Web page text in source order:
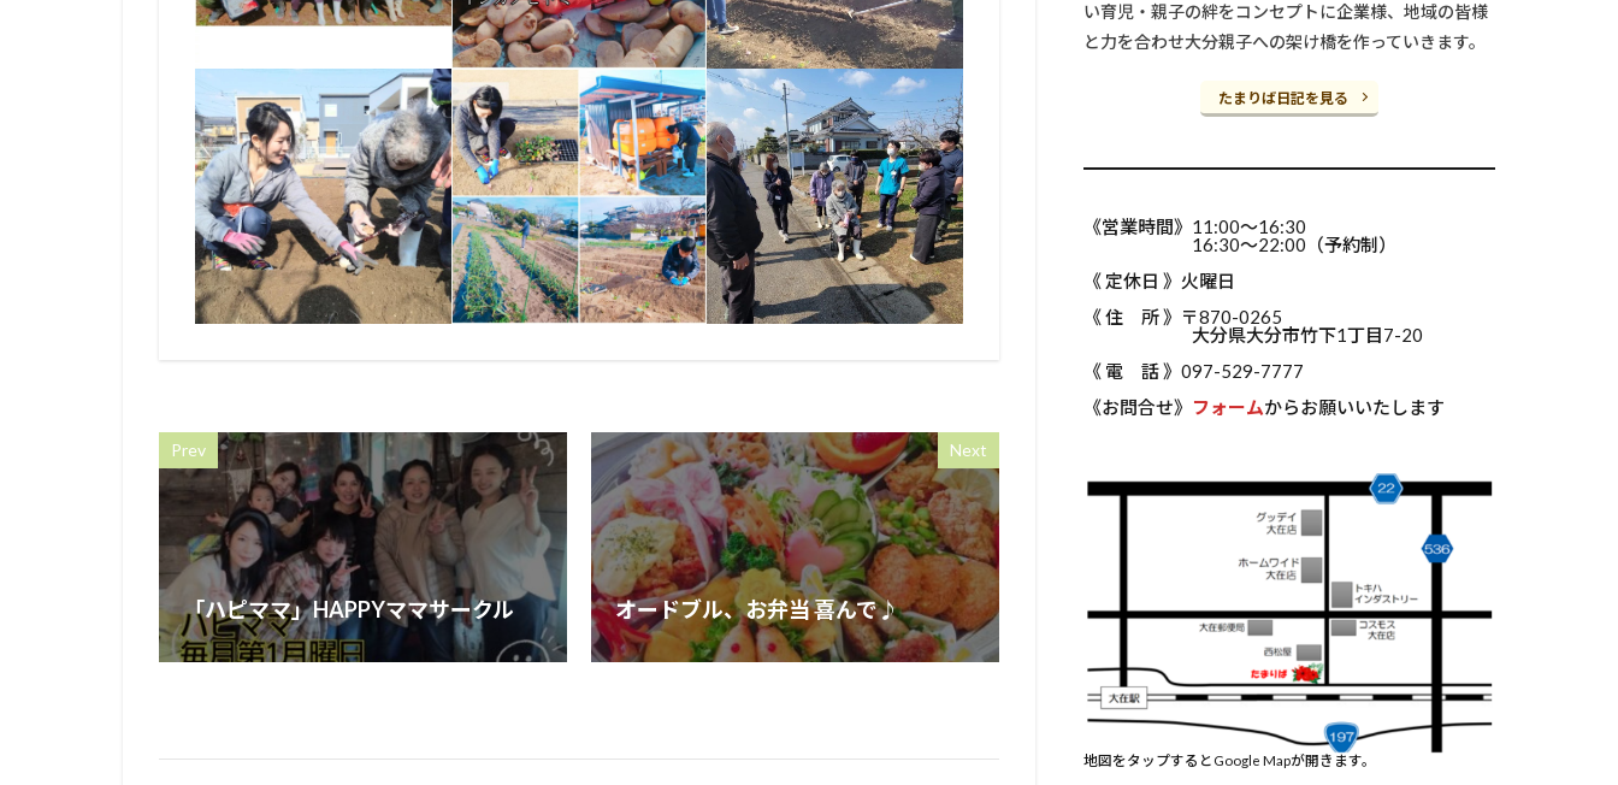
Prev
「ハピママ」HAPPYママサークル
Next
オードブル、お弁当 喜んで♪
い育児・親子の絆をコンセプトに企業様、地域の皆様
と力を合わせ大分親子への架け橋を作っていきます。
たまりば日記を見る
《営業時間》11:00～16:30
16:30～22:00（予約制）
《 定休日 》火曜日
《 住 所 》〒870-0265
大分県大分市竹下1丁目7-20
《 電 話 》097-529-7777
《お問合せ》 フォームからお願いいたします
地図をタップするとGoogle Mapが開きます。